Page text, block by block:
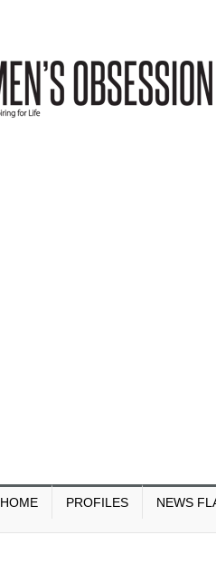
HOME PROFILES NEWS